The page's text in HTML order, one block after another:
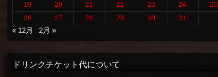
19
20 21 22 23 24
25
26
27 28 29 30
31
« 12月
2月 »
ドリンクチケット代について